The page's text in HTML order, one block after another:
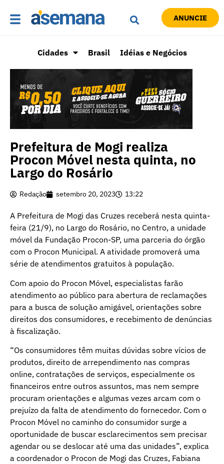
ANUNCIE
Cidades Brasil Idéias e Negócios
Prefeitura de Mogi realiza
Procon Móvel nesta quinta, no
Largo do Rosário
Redação setembro 20, 2023 13:22
A Prefeitura de Mogi das Cruzes receberá nesta quinta-
feira (21/9), no Largo do Rosário, no Centro, a unidade
móvel da Fundação Procon-SP, uma parceria do órgão
com o Procon Municipal. A atividade promoverá uma
série de atendimentos gratuitos à população.
Com apoio do Procon Móvel, especialistas farão
atendimento ao público para abertura de reclamações
para a busca de solução amigável, orientações sobre
direitos dos consumidores, e recebimento de denúncias
à fiscalização.
“Os consumidores têm muitas dúvidas sobre vícios de
produtos, direito de arrependimento nas compras
online, contratações de serviços, especialmente os
financeiros entre outros assuntos, mas nem sempre
procuram orientações e algumas vezes arcam com o
prejuízo da falta de atendimento do fornecedor. Com o
Procon Móvel no caminho do consumidor surge a
oportunidade de buscar esclarecimentos sem precisar
agendar ou se deslocar até uma das unidades”, explica
a coordenador o Procon de Mogi das Cruzes, Fabiana